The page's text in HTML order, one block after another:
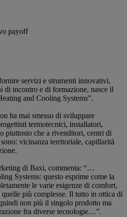
payoff
servizi e strumenti innovativi,
di incontro e di formazione, nasce il
and Cooling Systems”.
ha mai smesso di sviluppare
termotecnici, installatori,
piuttosto che a rivenditori, centri di
vicinanza territoriale, capillarità
di Baxi, commenta: “…
Systems: questo esprime come la
le varie esigenze di comfort,
più complesse. Il tutto in ottica di
non più il singolo prodotto ma
fra diverse tecnologie…”.